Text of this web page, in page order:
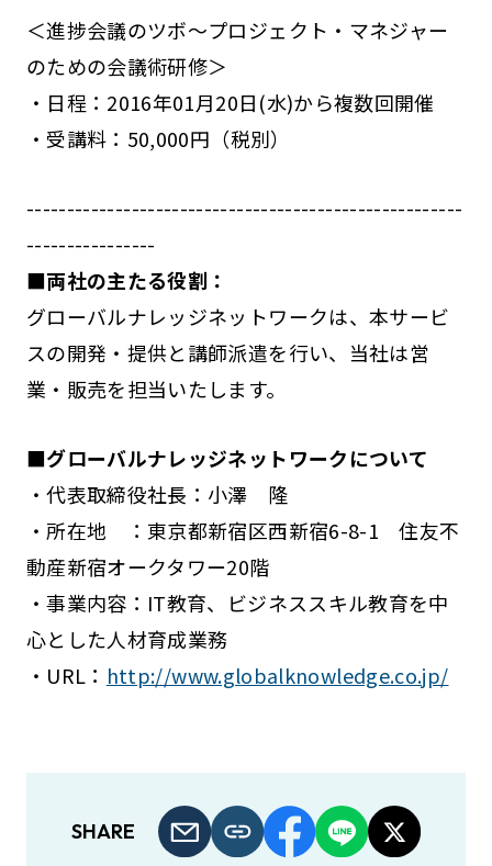
＜進捗会議のツボ～プロジェクト・マネジャー
のための会議術研修＞
・日程：2016年01月20日(水)から複数回開催
・受講料：50,000円（税別）
------------------------------------------------------
----------------
■両社の主たる役割：
グローバルナレッジネットワークは、本サービ
スの開発・提供と講師派遣を行い、当社は営
業・販売を担当いたします。
■グローバルナレッジネットワークについて
・代表取締役社長：小澤 隆
・所在地 ：東京都新宿区西新宿6-8-1 住友不
動産新宿オークタワー20階
・事業内容：IT教育、ビジネススキル教育を中
心とした人材育成業務
・URL： http://www.globalknowledge.co.jp/
SHARE